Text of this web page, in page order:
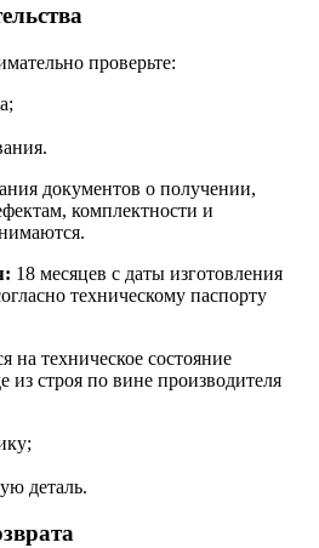
проверьте:
документов о получении,
комплектности и
18 месяцев с даты изготовления
техническому паспорту
на техническое состояние
из строя по вине производителя
деталь.